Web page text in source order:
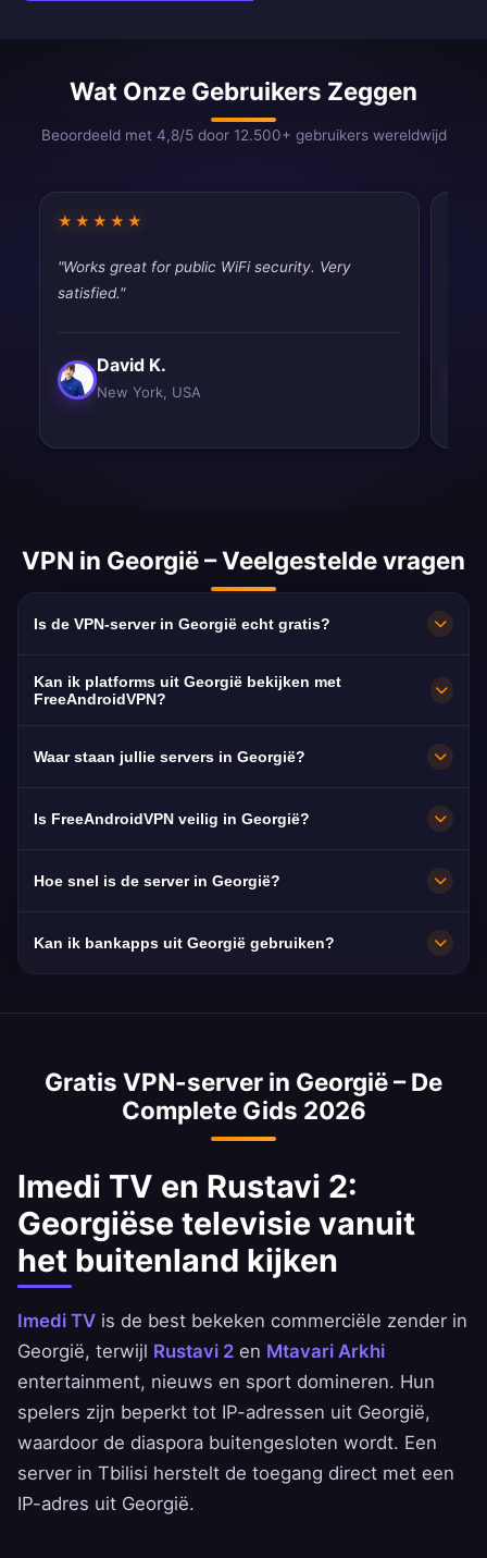
Wat Onze Gebruikers Zeggen
Beoordeeld met 4,8/5 door 12.500+ gebruikers wereldwijd
★★★★★
"Works great for public WiFi security. Very
satisfied."
David K.
New York, USA
VPN in Georgië – Veelgestelde vragen
Is de VPN-server in Georgië echt gratis?
abonnement, creditcard of registratie, met
Kan ik platforms uit Georgië bekijken met
FreeAndroidVPN?
Ja. De server is geoptimaliseerd voor Imedi TV,
Rustavi 2 en Mtavari Arkhi, doorgaans in HD
Waar staan jullie servers in Georgië?
en schakelen automatisch over naar de
Is FreeAndroidVPN veilig in Georgië?
logsbeleid: je surfgedrag blijft privé.
Hoe snel is de server in Georgië?
gemiddelde snelheid in Georgië is 50 Mbps,
Kan ik bankapps uit Georgië gebruiken?
zijn bereikbaar met een IP-adres uit Georgië.
Gratis VPN-server in Georgië – De
Complete Gids 2026
Imedi TV en Rustavi 2:
Georgiëse televisie vanuit
het buitenland kijken
Imedi TV is de best bekeken commerciële zender in
Georgië, terwijl Rustavi 2 en Mtavari Arkhi
entertainment, nieuws en sport domineren. Hun
spelers zijn beperkt tot IP-adressen uit Georgië,
waardoor de diaspora buitengesloten wordt. Een
server in Tbilisi herstelt de toegang direct met een
IP-adres uit Georgië.